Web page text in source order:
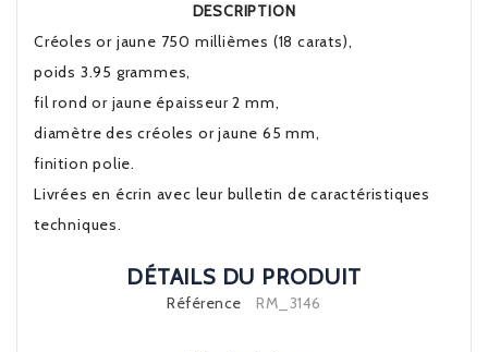
DESCRIPTION
Créoles or jaune 750 millièmes (18 carats),
poids 3.95 grammes,
fil rond or jaune épaisseur 2 mm,
diamètre des créoles or jaune 65 mm,
finition polie.
Livrées en écrin avec leur bulletin de caractéristiques
techniques.
DÉTAILS DU PRODUIT
Référence RM_3146